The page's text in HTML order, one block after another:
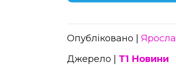
Опубліковано |
Джерело | Т1 Новини